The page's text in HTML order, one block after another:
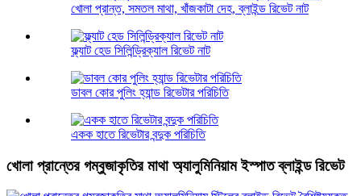
খোলা প্রান্ত, সমতল মাথা, খাঁজকাটা দেহ, ব্লাইন্ড রিভেট নাট
ফ্ল্যাট হেড সিলিন্ড্রিক্যাল রিভেট নাট
ডাবল কোর পুলিং হ্যান্ড রিভেটার পরিচিতি
একক হাতে রিভেটার বন্দুক পরিচিতি
খোলা প্রান্তের গম্বুজাকৃতির মাথা অ্যালুমিনিয়াম ইস্পাত ব্লাইন্ড রিভেট